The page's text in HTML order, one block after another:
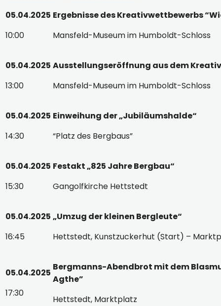
05.04.2025
10:00
Ergebnisse des Kreativwettbewerbs
Mansfeld-Museum im Humboldt-Schloss
05.04.2025
13:00
Ausstellungseröffnung aus dem
Mansfeld-Museum im Humboldt-Schloss
05.04.2025
14:30
Einweihung der „Jubiläumshalde“
“Platz des Bergbaus”
05.04.2025
15:30
Festakt „825 Jahre Bergbau“
Gangolfkirche Hettstedt
05.04.2025
16:45
„Umzug der kleinen Bergleute“
Hettstedt, Kunstzuckerhut (Start) –
05.04.2025
17:30
Bergmanns-Abendbrot mit dem
Agthe”
Hettstedt, Marktplatz